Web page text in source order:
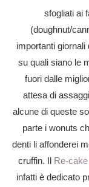
sfogliati ai
(doughnut/
importanti giornali
su quali siano le
fuori dalle
attesa di
alcune di queste
parte i wonuts
denti li affonderei
cruffin. Il Re-cake
infatti è dedicato